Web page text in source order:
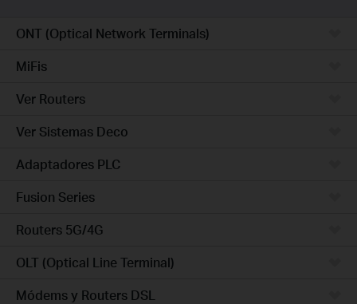
ONT (Optical Network Terminals)
MiFis
Ver Routers
Ver Sistemas Deco
Adaptadores PLC
Fusion Series
Routers 5G/4G
OLT (Optical Line Terminal)
Módems y Routers DSL